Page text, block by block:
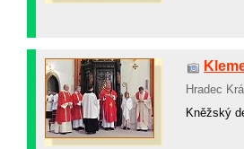
Hradec
Kněžský